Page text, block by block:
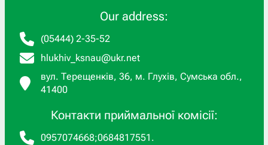
Our address:
(05444) 2-35-52
hlukhiv_ksnau@ukr.net
вул. Терещенків, 36, м. Глухів, Сумська обл.,
41400
Контакти приймальної комісії:
0957074668;0684817551 .